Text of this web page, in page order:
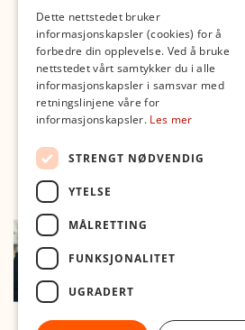
Dette nettstedet bruker
informasjonskapsler (cookies) for å
forbedre din opplevelse. Ved å bruke
nettstedet vårt samtykker du i alle
informasjonskapsler i samsvar med
retningslinjene våre for
informasjonskapsler. Les mer
STRENGT NØDVENDIG
YTELSE
MÅLRETTING
FUNKSJONALITET
UGRADERT